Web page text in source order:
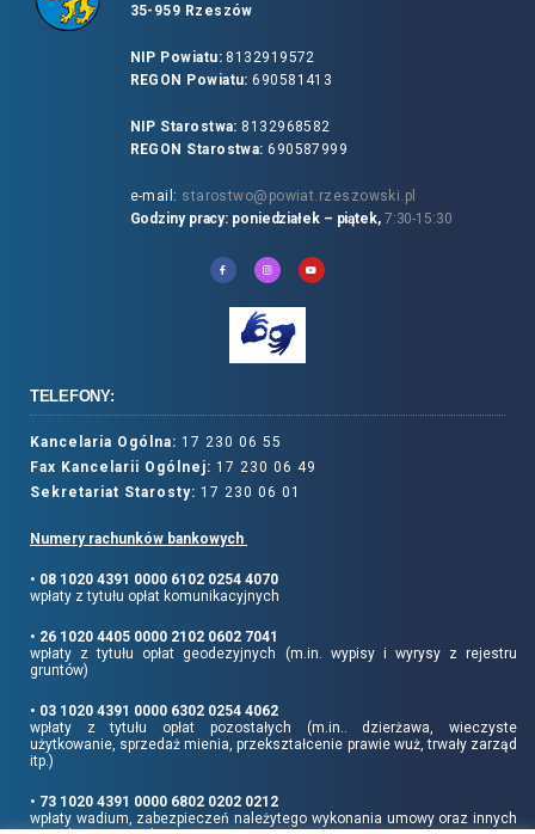
35-959 Rzeszów
NIP Powiatu:8132919572
REGON Powiatu: 690581413
NIP Starostwa: 8132968582
REGON Starostwa: 690587999
e-mail: starostwo@powiat.rzeszowski.pl
Godziny pracy: poniedziałek – piątek, 7:30-15:30
TELEFONY:
Kancelaria Ogólna: 17 230 06 55
Fax Kancelarii Ogólnej: 17 230 06 49
Sekretariat Starosty: 17 230 06 01
Numery rachunków bankowych
• 08 1020 4391 0000 6102 0254 4070
wpłaty z tytułu opłat komunikacyjnych
• 26 1020 4405 0000 2102 0602 7041
wpłaty z tytułu opłat geodezyjnych (m.in. wypisy i wyrysy z rejestru
gruntów)
• 03 1020 4391 0000 6302 0254 4062
wpłaty z tytułu opłat pozostałych (m.in.. dzierżawa, wieczyste
użytkowanie, sprzedaż mienia, przekształcenie prawie wuż, trwały zarząd
itp.)
• 73 1020 4391 0000 6802 0202 0212
wpłaty wadium, zabezpieczeń należytego wykonania umowy oraz innych